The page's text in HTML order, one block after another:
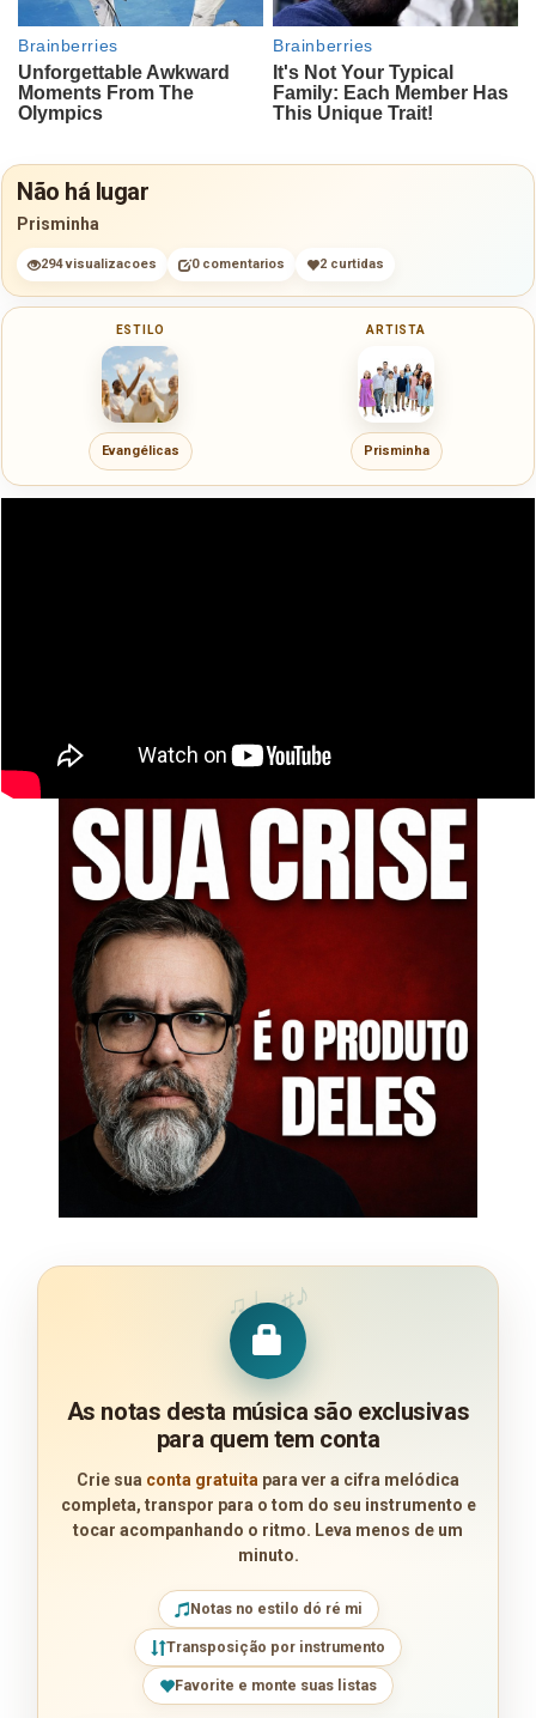
Não há lugar
Prisminha
294 visualizacoes 0 comentarios 2 curtidas
ESTILO
Evangélicas
ARTISTA
Prisminha
♫♩♯♪
As notas desta música são exclusivas
para quem tem conta
Crie sua conta gratuita para ver a cifra melódica
completa, transpor para o tom do seu instrumento e
tocar acompanhando o ritmo. Leva menos de um
minuto.
Notas no estilo dó ré mi
Transposição por instrumento
Favorite e monte suas listas